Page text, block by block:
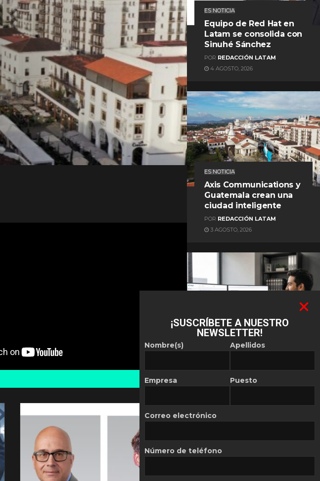
ES NOTICIA
Equipo de Red Hat en
Latam se consolida con
Sinuhé Sánchez
POR REDACCIÓN LATAM
4 AGOSTO, 2026
ES NOTICIA
Axis Communications y
Guatemala crean una
ciudad inteligente
POR REDACCIÓN LATAM
3 AGOSTO, 2026
ES NOTICIA
Automatización de las
REDACCIÓN LATAM
¡SUSCRÍBETE A NUESTRO
NEWSLETTER!
Nombre(s)
Empresa
Apellidos
Puesto
Correo electrónico
Número de teléfono